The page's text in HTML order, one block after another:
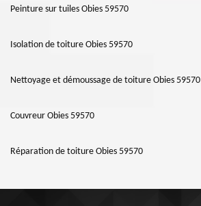
Peinture sur tuiles Obies 59570
Isolation de toiture Obies 59570
Nettoyage et démoussage de toiture Obies 59570
Couvreur Obies 59570
Réparation de toiture Obies 59570